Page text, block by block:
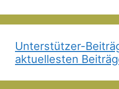
Unterstützer-
aktuellesten